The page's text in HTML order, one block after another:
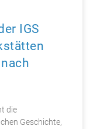
IGS
die
Geschichte,